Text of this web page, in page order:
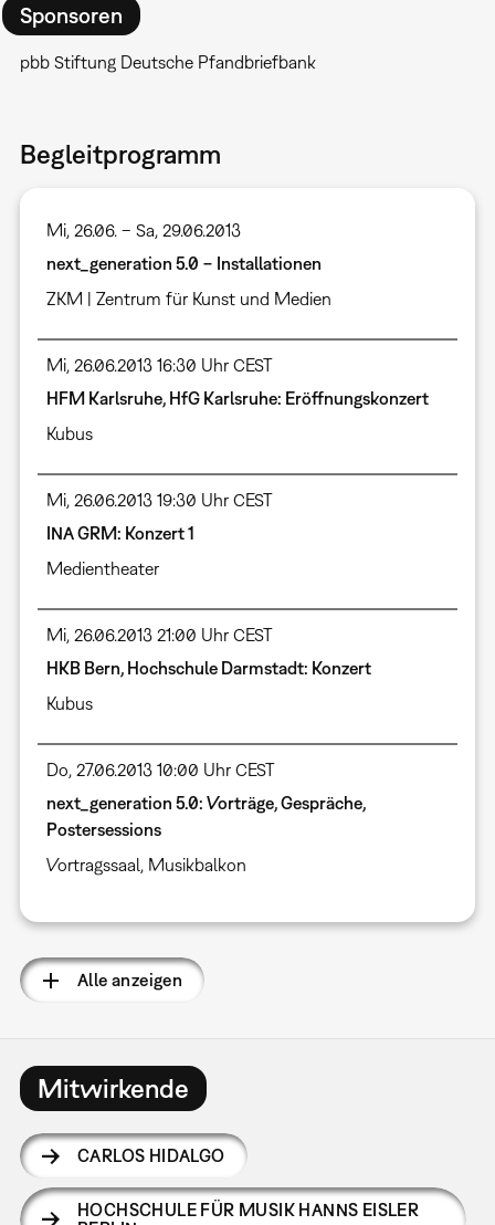
Sponsoren
pbb Stiftung Deutsche Pfandbriefbank
Begleitprogramm
Mi, 26.06. – Sa, 29.06.2013
next_generation 5.0 − Installationen
ZKM | Zentrum für Kunst und Medien
Mi, 26.06.2013 16:30 Uhr CEST
HFM Karlsruhe, HfG Karlsruhe: Eröffnungskonzert
Kubus
Mi, 26.06.2013 19:30 Uhr CEST
INA GRM: Konzert 1
Medientheater
Mi, 26.06.2013 21:00 Uhr CEST
HKB Bern, Hochschule Darmstadt: Konzert
Kubus
Do, 27.06.2013 10:00 Uhr CEST
next_generation 5.0: Vorträge, Gespräche,
Postersessions
Vortragssaal Musikbalkon
Alle anzeigen
Mitwirkende
CARLOS HIDALGO
HOCHSCHULE FÜR MUSIK HANNS EISLER